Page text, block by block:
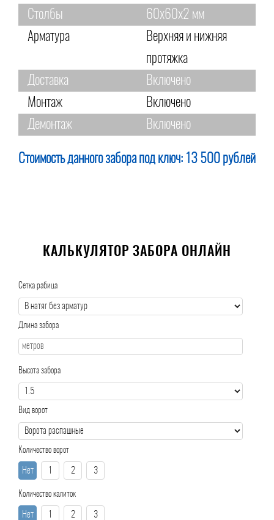
Столбы
60х60х2 мм
Арматура
Верхняя и нижняя
протяжка
Доставка
Включено
Монтаж
Включено
Демонтаж
Включено
Стоимость данного забора под ключ: 13 500 рублей
КАЛЬКУЛЯТОР ЗАБОРА ОНЛАЙН
Сетка рабица
Длина забора
Высота забора
Вид ворот
Количество ворот
Нет 2 3
Количество калиток
Нет 2 3